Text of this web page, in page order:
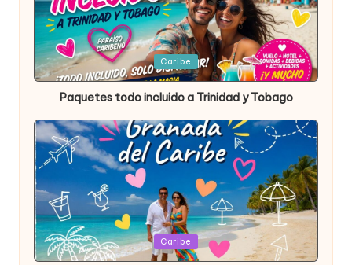
Publicada
en
Caribe
Paquetes todo incluido a Trinidad y Tobago
Publicada
en
Caribe